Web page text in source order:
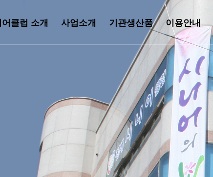
클럽 소개 사업소개 기관생산품 이용안내